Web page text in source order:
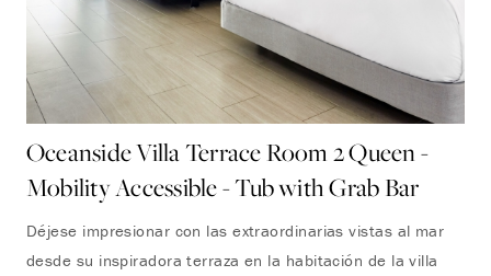
Oceanside Villa Terrace Room 2 Queen -
Mobility Accessible - Tub with Grab Bar
Déjese impresionar con las extraordinarias vistas al mar
desde su inspiradora terraza en la habitación de la villa